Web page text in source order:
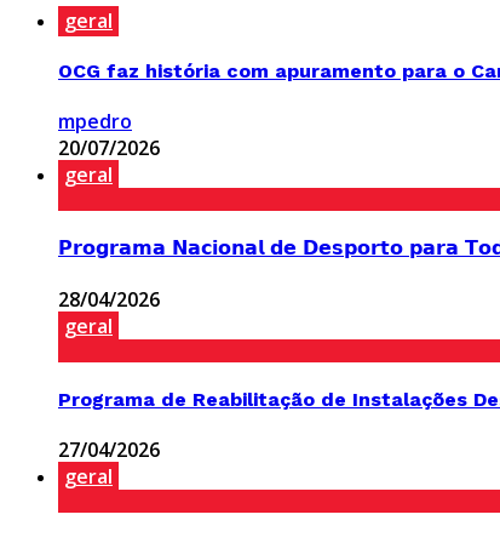
geral
OCG faz história com apuramento para o
mpedro
20/07/2026
geral
𝗣𝗿𝗼𝗴𝗿𝗮𝗺𝗮 𝗡𝗮𝗰𝗶𝗼𝗻𝗮𝗹 𝗱𝗲 𝗗𝗲𝘀𝗽𝗼𝗿𝘁𝗼 𝗽𝗮𝗿𝗮
28/04/2026
geral
Programa de Reabilitação de Instalações
27/04/2026
geral